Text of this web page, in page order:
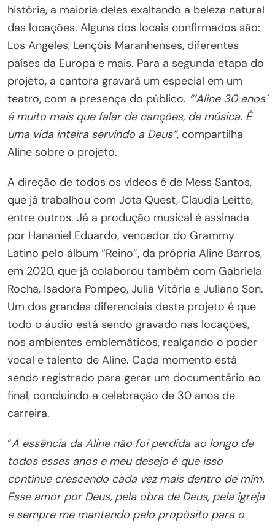
história, a maioria deles exaltando a beleza natural
das locações. Alguns dos locais confirmados são:
Los Angeles, Lençóis Maranhenses, diferentes
países da Europa e mais. Para a segunda etapa do
projeto, a cantora gravará um especial em um
teatro, com a presença do público. “‘Aline 30 anos´
é muito mais que falar de canções, de música. É
uma vida inteira servindo a Deus”, compartilha
Aline sobre o projeto.
A direção de todos os vídeos é de Mess Santos,
que já trabalhou com Jota Quest, Claudia Leitte,
entre outros. Já a produção musical é assinada
por Hananiel Eduardo, vencedor do Grammy
Latino pelo álbum “Reino”, da própria Aline Barros,
em 2020, que já colaborou também com Gabriela
Rocha, Isadora Pompeo, Julia Vitória e Juliano Son.
Um dos grandes diferenciais deste projeto é que
todo o áudio está sendo gravado nas locações,
nos ambientes emblemáticos, realçando o poder
vocal e talento de Aline. Cada momento está
sendo registrado para gerar um documentário ao
final, concluindo a celebração de 30 anos de
carreira.
“A essência da Aline não foi perdida ao longo de
todos esses anos e meu desejo é que isso
continue crescendo cada vez mais dentro de mim.
Esse amor por Deus, pela obra de Deus, pela igreja
e sempre me mantendo pelo propósito para o